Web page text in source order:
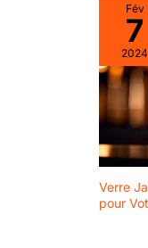
Fév
7
2024
Verre
pour